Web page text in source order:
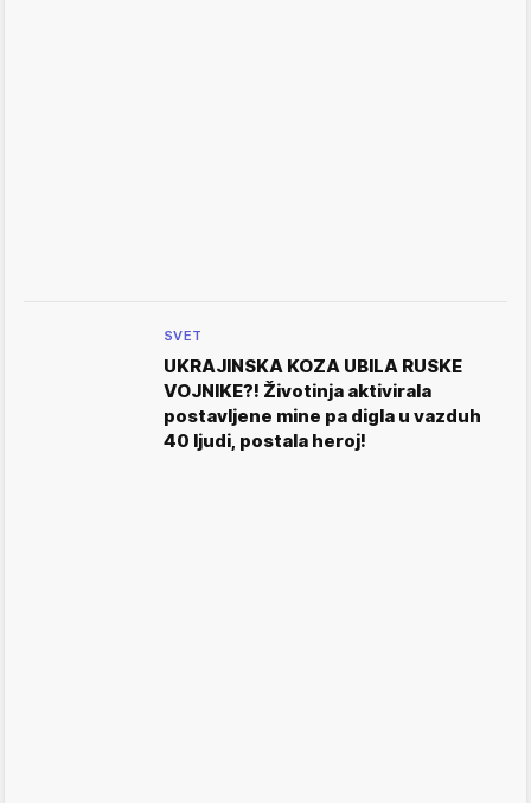
SVET
UKRAJINSKA KOZA UBILA RUSKE
VOJNIKE?! Životinja aktivirala
postavljene mine pa digla u vazduh
40 ljudi, postala heroj!